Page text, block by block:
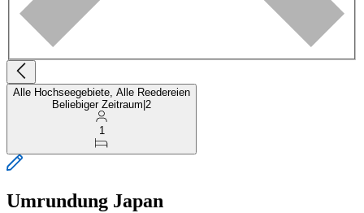
Alle Hochseegebiete, Alle Reedereien
Beliebiger Zeitraum 2
1
Umrundung Japan